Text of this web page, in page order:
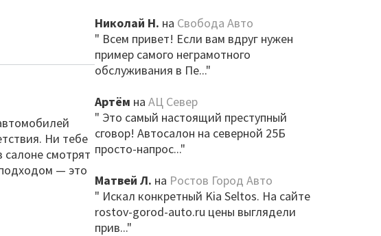
Ни тебе
смотрят
— это
Николай Н. на Свобода Авто
" Всем привет! Если вам вдруг нужен
пример самого неграмотного
обслуживания в Пе..."
Артём на АЦ Север
" Это самый настоящий преступный
сговор! Автосалон на северной 25Б
просто-напрос..."
Матвей Л. на Ростов Город Авто
" Искал конкретный Kia Seltos. На сайте
rostov-gorod-auto.ru цены выглядели
прив..."